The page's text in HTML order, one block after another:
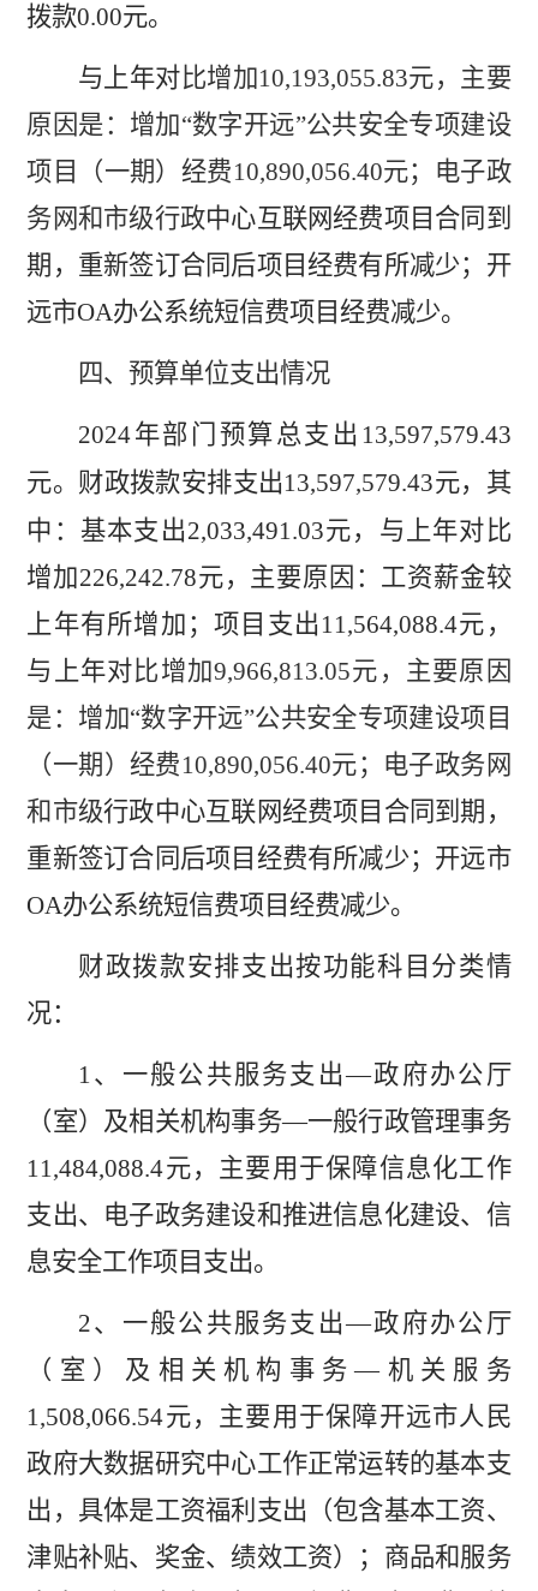
拨款0.00元。
与上年对 比增加10,193,055.83元，主要
原因是：增加“数字开远”公共安全专项建设
项目（一期）经费10,890,056.40元；电子政
务网和市级行政中心互联网经费项目合同到
期，重新签订合同后项目经费有所减少；开
远市OA办公系统短信费项目经费减少。
四、预算单位支出情况
2024年部门预算总支出 13,597,579.43
元。财政拨款安排支出13,597,579.43元，其
中：基本支出2,033,491.03元，与上年对比
增加226,242.78元，主要原因：工资薪金较
上年有所增加；项目支出 11,564,088.4元，
与上年对 比增加9,966,813.05元，主要原因
是：增加“数字开远”公共安全专项建设项目
（一期）经费10,890,056.40元；电子政务网
和市级行政中心互联网经费项目合同到期，
重新签订合同后项目经费有所减少；开远市
OA办公系统短信费项目经费减少。
财政拨款安排支出按功能科目分类情
况：
1 、一般公共服务支出—政府办公厅
（室）及相关机构事务—一般行政管理事务
11,484,088.4元，主要用于保障信息化工作
支出、电子政务建设和推进信息化建设、信
息安全工作项目支出。
2、一般公共服务支出—政府办公厅
（室）及相关机构事务—机关服务
1,508,066.54元，主要用于保障开远市人民
政府大数据研究中心工作正常运转的基本支
出，具体是工资福利支出（包含基本工资、
津贴补贴、奖金、绩效工资）；商品和服务